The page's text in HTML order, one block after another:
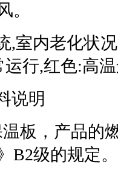
。
,室内老化状
行,红色:高
说明
板，产品的
B2级的规定。